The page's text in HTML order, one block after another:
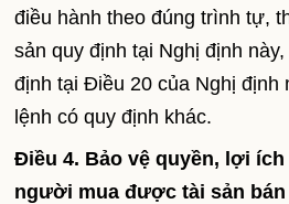
điều hành theo đúng trình tự,
sản quy định tại Nghị định
định tại Điều 20 của Nghị định
lệnh có quy định khác.
Điều 4. Bảo vệ quyền, lợi
người mua được tài sản bán